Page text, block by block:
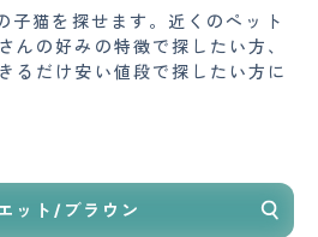
子猫を探せます。近くのペット
んの好みの特徴で探したい方、
るだけ安い値段で探したい方に
ット/ブラウン